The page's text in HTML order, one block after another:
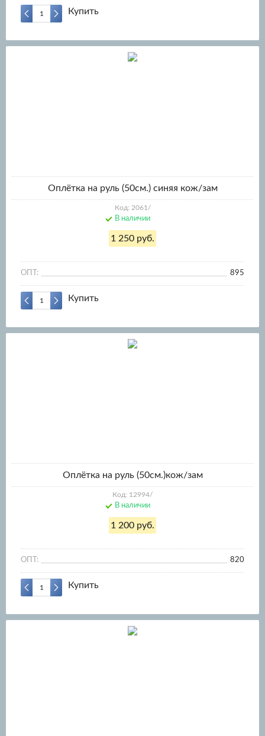
Купить
Оплётка на руль (50см.) синяя кож/зам
Код: 2061/
В наличии
1 250 руб.
ОПТ: 895
Купить
Оплётка на руль (50см.)кож/зам
Код: 12994/
В наличии
1 200 руб.
ОПТ: 820
Купить